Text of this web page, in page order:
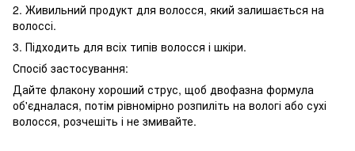
2. Живильний продукт для волосся, який залишається на
волоссі.
3. Підходить для всіх типів волосся і шкіри.
Спосіб застосування:
Дайте флакону хороший струс, щоб двофазна формула
об'єдналася, потім рівномірно розпиліть на вологі або сухі
волосся, розчешіть і не змивайте.